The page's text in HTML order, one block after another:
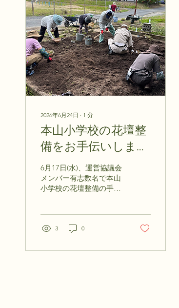
2026年6月24日 ∙ 1 分
本山小学校の花壇整
備をお手伝いしまし
た！
6月17日(水)、運営協議会
メンバー有志数名で本山
小学校の花壇整備の手伝
準備ができました！作業
交流することができ、楽
3 0